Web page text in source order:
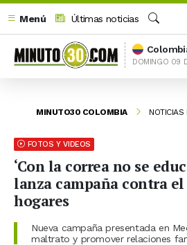
Menú
Últimas noticias
Buscar
DOMINGO 09
MINUTO30 COLOMBIA NOTICIAS
FOTOS Y VIDEOS
‘Con la correa no se
lanza campaña contra
hogares
Nueva campaña presentada en
maltrato y promover relaciones